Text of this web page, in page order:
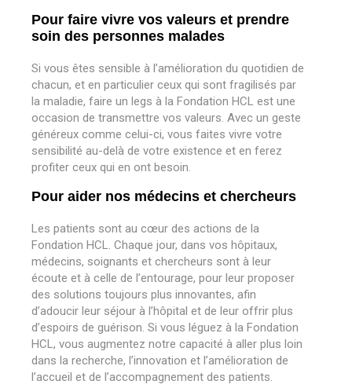
Pour faire vivre vos valeurs et prendre
soin des personnes malades
Si vous êtes sensible à l’amélioration du quotidien de
chacun, et en particulier ceux qui sont fragilisés par
la maladie, faire un legs à la Fondation HCL est une
occasion de transmettre vos valeurs. Avec un geste
généreux comme celui-ci, vous faites vivre votre
sensibilité au-delà de votre existence et en ferez
profiter ceux qui en ont besoin.
Pour aider nos médecins et chercheurs
Les patients sont au cœur des actions de la
Fondation HCL. Chaque jour, dans vos hôpitaux,
médecins, soignants et chercheurs sont à leur
écoute et à celle de l’entourage, pour leur proposer
des solutions toujours plus innovantes, afin
d’adoucir leur séjour à l’hôpital et de leur offrir plus
d’espoirs de guérison. Si vous léguez à la Fondation
HCL, vous augmentez notre capacité à aller plus loin
dans la recherche, l’innovation et l’amélioration de
l’accueil et de l’accompagnement des patients.